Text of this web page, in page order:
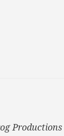
Productions